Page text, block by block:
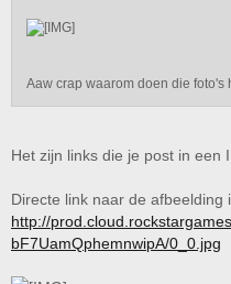
Aaw crap waarom doen die foto's
Het zijn links die je post in een
Directe link naar de afbeelding
http://
bF7UamQphemnwipA/0_0.jpg